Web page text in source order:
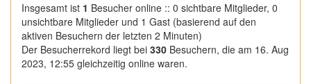
Insgesamt ist 1 Besucher online :: 0 sichtbare Mitglieder, 0
unsichtbare Mitglieder und 1 Gast (basierend auf den
aktiven Besuchern der letzten 2 Minuten)
Der Besucherrekord liegt bei 330 Besuchern, die am 16. Aug
2023, 12:55 gleichzeitig online waren.